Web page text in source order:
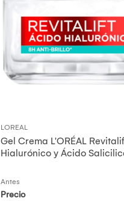
LOREAL
Gel Crema L'ORÉAL
Hialurónico y Ácido
Antes
Precio